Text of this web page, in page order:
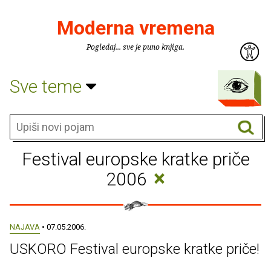
Moderna vremena
Pogledaj... sve je puno knjiga.
Sve teme
Festival europske kratke priče
2006 ×
NAJAVA • 07.05.2006.
USKORO Festival europske kratke priče!